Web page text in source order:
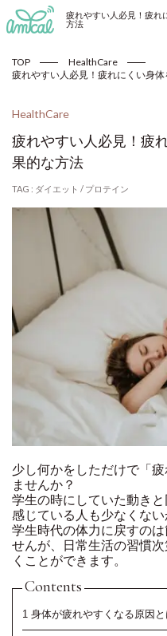
疲れやすい人必見！疲れ
方法
TOP
HealthCare
疲れやすい人必見！疲れにくい身
HealthCare
疲れやすい人必見！疲
果的な方法
TAG : ダイエット / プロテイン
少し何かをしただけで「
ませんか？
学生の時にしていた動き
感じている人も少なくない
学生時代の体力に戻すの
せんが、日常生活の習慣
くことができます。
Contents
1 身体が疲れやすくなる原因と